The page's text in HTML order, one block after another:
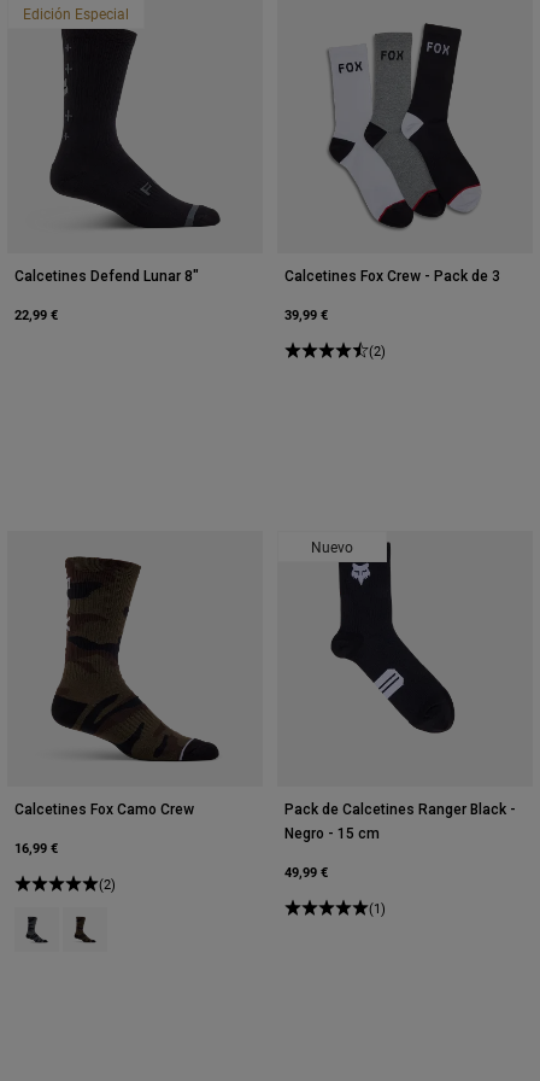
Edición Especial
Calcetines Defend Lunar 8"
22,99 €
Calcetines Fox Crew - Pack de 3
39,99 €
(2)
Calcetines Fox Camo Crew
16,99 €
(2)
Product swatch type of Negro Camuflaje.
Product swatch type of Verde camuflaje.
Nuevo
Pack de Calcetines Ranger Black -
Negro - 15 cm
49,99 €
(1)